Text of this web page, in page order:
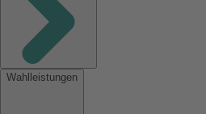
Wahlleistungen